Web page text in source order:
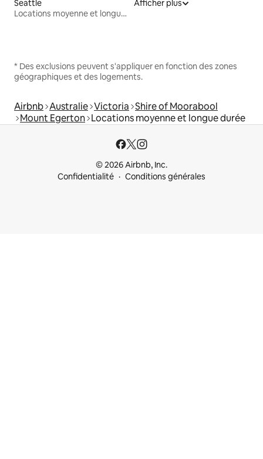
Seattle
Locations moyenne et longue durée
Afficher plus
* Des exclusions peuvent s'appliquer en fonction des zones
géographiques et des logements.
Airbnb Australie Victoria Shire of Moorabool
Mount Egerton Locations moyenne et longue durée
© 2026 Airbnb, Inc.
Confidentialité
Conditions générales